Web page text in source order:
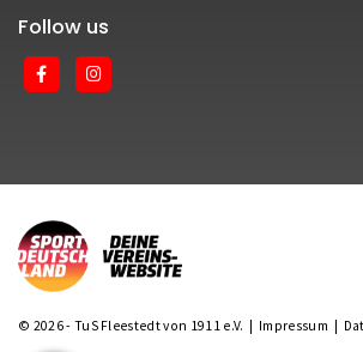
Follow us
© 2026 - TuS Fleestedt von 1911 e.V. | Impressum